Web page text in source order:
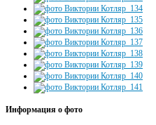
Информация о фото